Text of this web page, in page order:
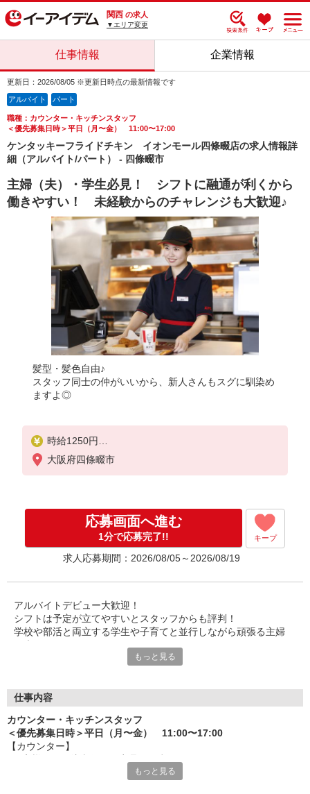
関西 の求人
▼エリア変更
仕事情報 企業情報
更新日：2026/08/05 ※更新日時点の最新情報です
アルバイト パート
職種：カウンター・キッチンスタッフ
＜優先募集日時＞平日（月〜金） 11:00〜17:00
ケンタッキーフライドチキン イオンモール四條畷店の求人情報詳
細（アルバイト/パート） - 四條畷市
主婦（夫）・学生必見！ シフトに融通が利くから
働きやすい！ 未経験からのチャレンジも大歓迎♪
髪型・髪色自由♪
スタッフ同士の仲がいいから、新人さんもスグに馴染め
ますよ◎
時給1250円
＜高校生＞時給1200円
大阪府四條畷市
応募画面へ進む
1分で応募完了!! キープ
求人応募期間：2026/08/05～2026/08/19
アルバイトデビュー大歓迎！
シフトは予定が立てやすいとスタッフからも評判！
学校や部活と両立する学生や子育てと並行しながら頑張る主婦
みんなから「働きやすい！」という声が上がっています♪
＜ 未経験でも心配ナシ ＞
先輩によるレクチャーもあるので、
久しぶりのお仕事のパートさんや初アルバイトの学生さんも安心
です♪
オトクな従業員割引があるのも必見！まずは気軽にご応募を☆
もっと見る
仕事内容
カウンター・キッチンスタッフ
＜優先募集日時＞平日（月〜金） 11:00〜17:00
【カウンター】
もっと見る